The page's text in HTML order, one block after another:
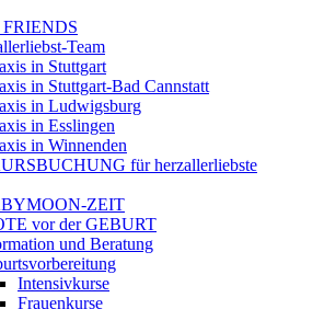
Team
in Stuttgart
in Stuttgart-Bad Cannstatt
in Ludwigsburg
in Esslingen
in Winnenden
für herzallerliebste
ZEIT
vor der GEBURT
und Beratung
Intensivkurse
Frauenkurse